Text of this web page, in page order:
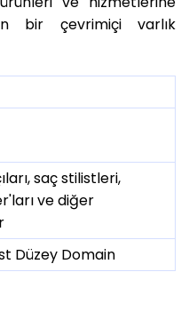
bir çevrimiçi varlık
saç stilistleri,
ve diğer
Düzey Domain